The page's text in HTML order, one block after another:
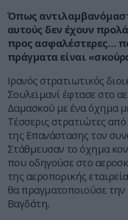
Όπως
αυτούς δεν έχουν
προς ασφαλέστερες…
πράγματα είναι
Ιρανός στρατιωτικός
Σουλεϊμανί έφτασε στο
Δαμασκού με ένα όχημα
Τέσσερις στρατιώτες
της Επανάστασης τον
Στάθμευσαν το όχημα
που οδηγούσε στο
της αεροπορικής
θα πραγματοποιούσε
Βαγδάτη.